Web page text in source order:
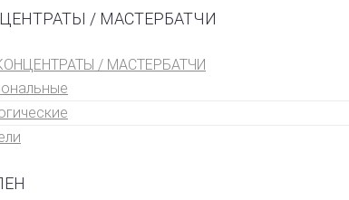
/ МАСТЕРБАТЧИ
/ МАСТЕРБАТЧИ